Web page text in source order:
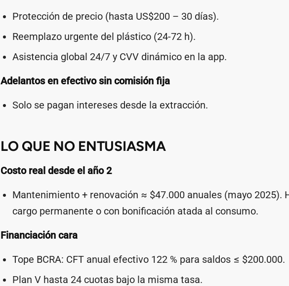
Protección de precio (hasta US$200 – 30 días).
Reemplazo urgente del plástico (24-72 h).
Asistencia global 24/7 y CVV dinámico en la app.
Adelantos en efectivo sin comisión fija
Solo se pagan intereses desde la extracción.
LO QUE NO ENTUSIASMA
Costo real desde el año 2
Mantenimiento + renovación ≈ $47.000 anuales (mayo 2025).
cargo permanente o con bonificación atada al consumo.
Financiación cara
Tope BCRA: CFT anual efectivo 122 % para saldos ≤ $200.000.
Plan V hasta 24 cuotas bajo la misma tasa.